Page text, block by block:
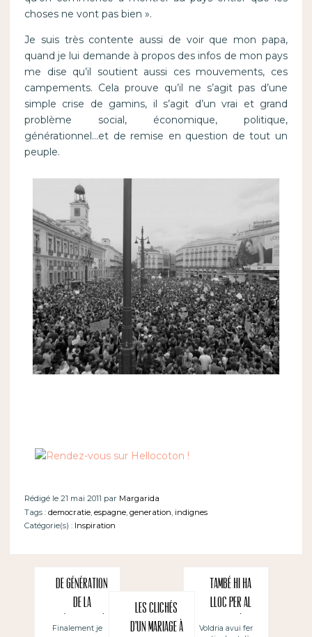
choses ne vont pas bien ».
Je suis très contente aussi de voir que mon papa,
quand je lui demande à propos des infos de mon pays
me dise qu’il soutient aussi ces mouvements, ces
campements. Cela prouve qu’il ne s’agit pas d’une
simple crise de gamins, il s’agit d’un vrai et grand
problème social, économique, politique,
générationnel…et de remise en question de tout un
peuple.
Rédigé le 21 mai 2011 par Margarida
Tags : democratie, espagne, generation, indignes
Catégorie(s) : Inspiration
De génération
de la
démocratie à
Finalement je
Les clichés
d’un mariage à
També hi ha
lloc per al
català
Voldria avui fer